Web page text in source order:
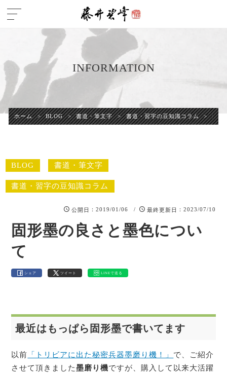
INFORMATION
ホーム > BLOG > 書道・筆文字 > 書道・習字の豆知識コラム > 固形
BLOG 書道・筆文字
書道・習字の豆知識コラム
公開日 ：2019/01/06 / 最終更新日 ：2023/07/10
固形墨の良さと墨色につい
て
シェア ツイート LINEで送る
最近はもっぱら固形墨で書いてます
以前 「トリビアに出た秘密兵器墨磨り機！」 で、ご紹介
させて頂きました墨磨り機ですが、購入して以来大活躍